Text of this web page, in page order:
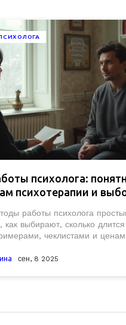
психолога:
психотерапии и
работы психолога
как выбирают, сколько
чеклистами и
сен, 8 2025